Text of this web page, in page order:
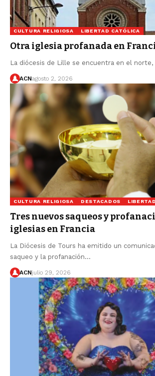
CULTURA RELIGIOSA LIBERTAD CATÓLICA
Otra iglesia profanada en
La diócesis de Lille se encuentra en el
ACNagosto 2, 2026
CULTURA RELIGIOSA DESTACADOS
Tres nuevos saqueos y
iglesias en Francia
La Diócesis de Tours ha emitido un
saqueo y la profanación…
ACNjulio 29, 2026